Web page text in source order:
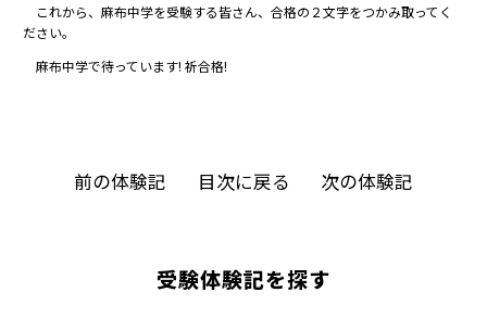
受験体験記を探す
これから、麻布中学を受験する皆さん、合格の２文字をつかみ取ってく
ださい。
麻布中学で待っています! 祈合格!
前の体験記 目次に戻る 次の体験記